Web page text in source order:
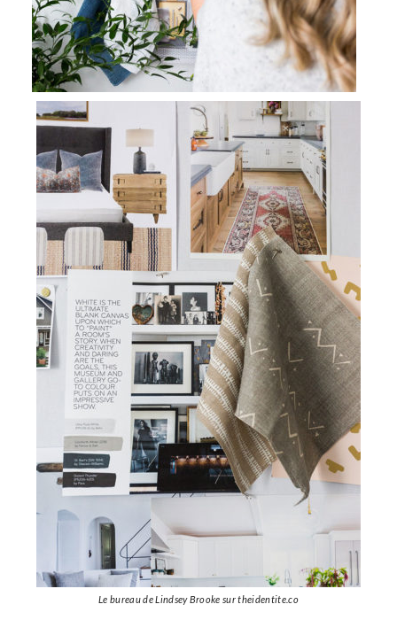
Le bureau de Lindsey Brooke sur theidentite.co